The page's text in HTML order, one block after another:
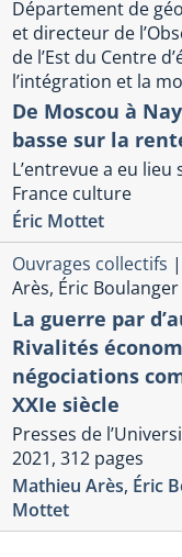
Département de
et directeur de
de l’Est du Centre
l’intégration et la
De Moscou à
basse sur la
L’entrevue a eu
France culture
Éric Mottet
Ouvrages collectifs |
Arès, Éric
La guerre par
Rivalités
négociations
XXIe siècle
Presses de
2021, 312 pages
Mathieu Arès, Éric
Mottet